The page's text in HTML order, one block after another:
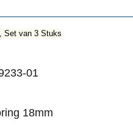
Set van 3 Stuks
01
18mm